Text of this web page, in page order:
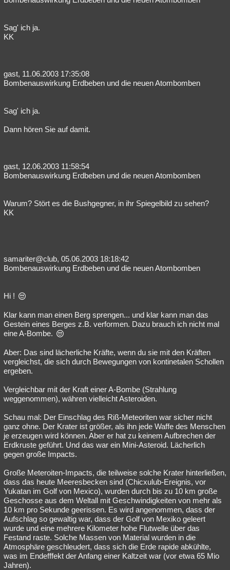
Sag' ich ja.
KK
gast, 11.06.2003 17:35:08
Bombenauswirkung Erdbeben und die neuen Atombomben
Sag' ich ja.
Dann hören Sie auf damit.
gast, 12.06.2003 11:58:54
Bombenauswirkung Erdbeben und die neuen Atombomben
Warum? Stört es die Bushgegner, in ihr Spiegelbild zu sehen?
KK
samariter@club, 05.06.2003 18:18:42
Bombenauswirkung Erdbeben und die neuen Atombomben
Hi !
Klar kann man einen Berg sprengen... und klar kann man das
Gestein eines Berges z.B. verformen. Dazu brauch ich nicht mal
eine A-Bombe.
Aber: Das sind lächerliche Kräfte, wenn du sie mit den Kräften
vergleichst, die sich durch Bewegungen von kontinetalen Schollen
ergeben.
Vergleichbar mit der Kraft einer A-Bombe (Strahlung
weggenommen), währen vielleicht Asteroiden.
Schau mal: Der Einschlag des Riß-Meteoriten war sicher nicht
ganz ohne. Der Krater ist größer, als ihn jede Waffe des Menschen
je erzeugen wird können. Aber er hat zu keinem Aufbrechen der
Erdkruste geführt. Und das war ein Mini-Asteroid. Lächerlich
gegen große Impacts.
Große Meteroiten-Impacts, die teilweise solche Krater hinterließen,
dass das heute Meeresbecken sind (Chicxulub-Ereignis, vor
Yukatan im Golf von Mexico), wurden durch bis zu 10 km große
Geschosse aus dem Weltall mit Geschwindigkeiten von mehr als
10 km pro Sekunde geerissen. Es wird angenommen, dass der
Aufschlag so gewaltig war, dass der Golf von Mexiko geleert
wurde und eine mehrere Kilometer hohe Flutwelle über das
Festand raste. Solche Massen von Material wurden in die
Atmosphäre geschleudert, dass sich die Erde rapide abkühlte,
was im Endefffekt der Anfang einer Kaltzeit war (vor etwa 65 Mio
Jahren).